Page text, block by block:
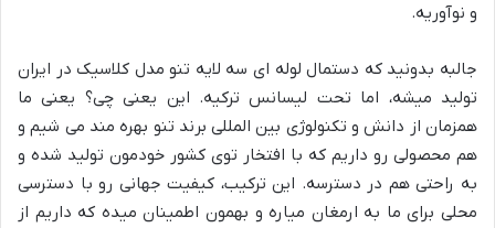
و نوآوریه.
جالبه بدونید که دستمال لوله ای سه لایه تنو مدل کلاسیک در ایران
تولید میشه، اما تحت لیسانس ترکیه. این یعنی چی؟ یعنی ما
همزمان از دانش و تکنولوژی بین المللی برند تنو بهره مند می شیم و
هم محصولی رو داریم که با افتخار توی کشور خودمون تولید شده و
به راحتی هم در دسترسه. این ترکیب، کیفیت جهانی رو با دسترسی
محلی برای ما به ارمغان میاره و بهمون اطمینان میده که داریم از